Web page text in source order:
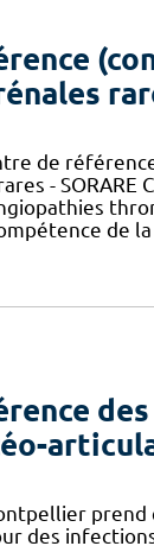
de
- SORARE
de
des
prend
des